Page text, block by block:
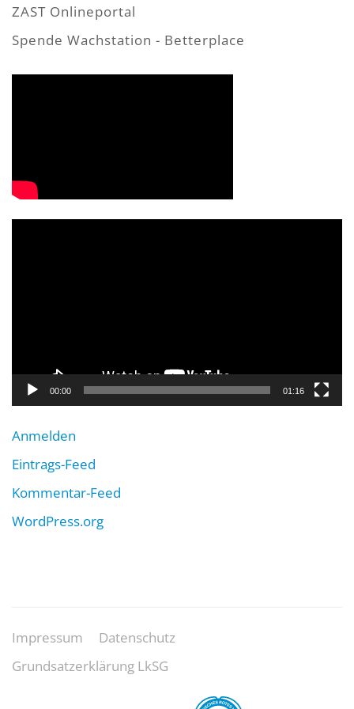
ZAST Onlineportal
Spende Wachstation - Betterplace
00:00 01:16
Anmelden
Eintrags-Feed
Kommentar-Feed
WordPress.org
Impressum
Datenschutz
Grundsatzerklärung LkSG